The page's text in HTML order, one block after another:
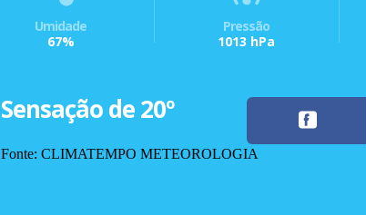
Umidade
67%
Pressão
1013 hPa
Sensação de 20º
Fonte: CLIMATEMPO METEOROLOGIA